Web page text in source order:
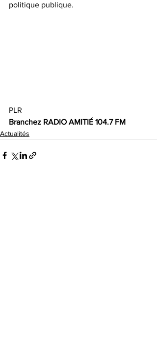
politique publique.
PLR
Branchez RADIO AMITIÉ 104.7 FM
Actualités